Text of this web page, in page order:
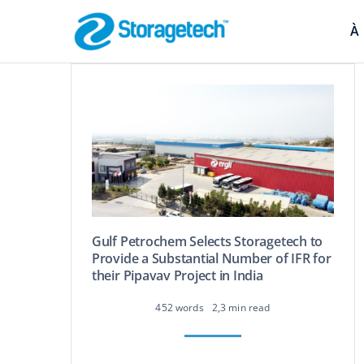
À
Arrête-Flamme
Absorbeurs,
Gulf Petrochem Selects Storagetech to
Provide a Substantial Number of IFR for
their Pipavav Project in India
452 words 2,3 min read